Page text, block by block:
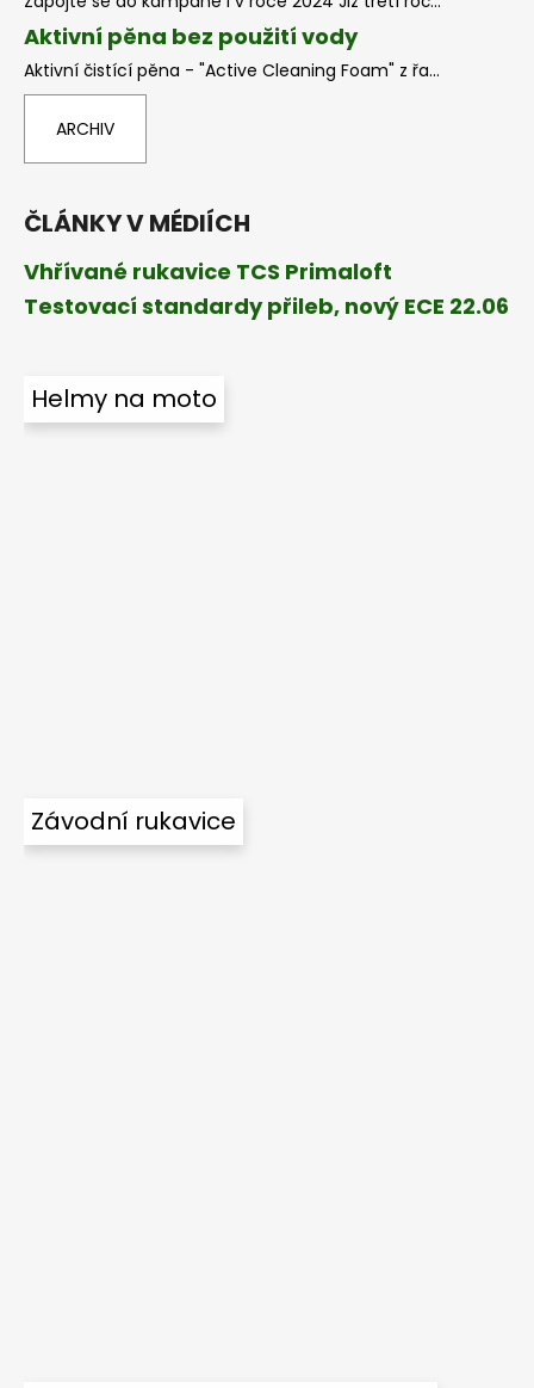
Aktivní pěna bez použití vody
Aktivní čistící pěna - "Active Cleaning Foam" z řa...
ARCHIV
ČLÁNKY V MÉDIÍCH
Vhřívané rukavice TCS Primaloft
Testovací standardy přileb, nový ECE 22.06
Helmy na moto
Závodní rukavice